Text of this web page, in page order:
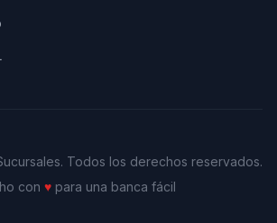
Todos los derechos reservados.
con ♥para una banca fácil